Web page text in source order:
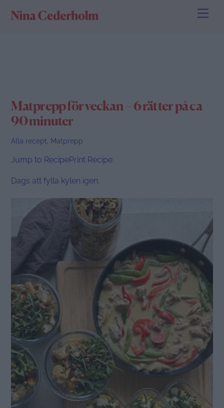
Matprepp för veckan – 6 rätter på ca
90 minuter
Alla recept Matprepp
Jump to RecipePrint Recipe
Dags att fylla kylen igen.